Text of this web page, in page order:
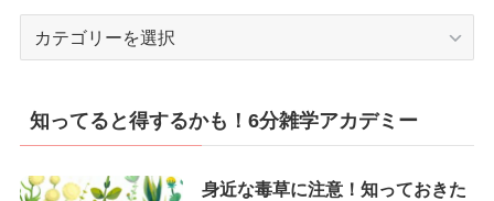
リ
ー
知ってると得するかも！6分雑学アカデミー
身近な毒草に注意！知っておきた